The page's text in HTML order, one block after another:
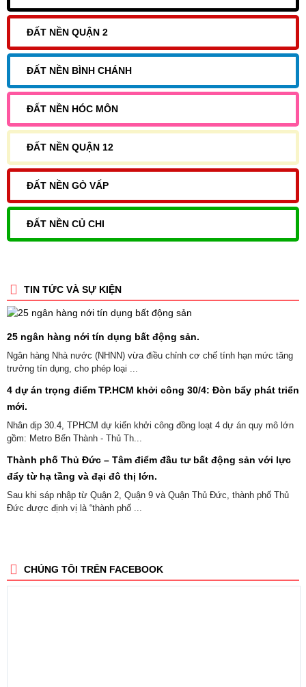
ĐẤT NỀN QUẬN 2
ĐẤT NỀN BÌNH CHÁNH
ĐẤT NỀN HÓC MÔN
ĐẤT NỀN QUẬN 12
ĐẤT NỀN GÒ VẤP
ĐẤT NỀN CỦ CHI
TIN TỨC VÀ SỰ KIỆN
25 ngân hàng nới tín dụng bất động sản.
Ngân hàng Nhà nước (NHNN) vừa điều chỉnh cơ chế tính hạn mức tăng
trưởng tín dụng, cho phép loại ...
4 dự án trọng điểm TP.HCM khởi công 30/4: Đòn bẩy phát triển
mới.
Nhân dịp 30.4, TPHCM dự kiến khởi công đồng loạt 4 dự án quy mô lớn
gồm: Metro Bến Thành - Thủ Th...
Thành phố Thủ Đức – Tâm điểm đầu tư bất động sản với lực
đẩy từ hạ tầng và đại đô thị lớn.
Sau khi sáp nhập từ Quận 2, Quận 9 và Quận Thủ Đức, thành phố Thủ
Đức được định vị là “thành phố ...
CHÚNG TÔI TRÊN FACEBOOK